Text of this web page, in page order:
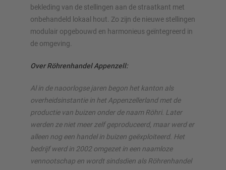
bekleding van de stellingen aan de straatkant met
onbehandeld lokaal hout. Zo zijn de nieuwe stellingen
modulair opgebouwd en harmonieus geïntegreerd in
de omgeving.
Over Röhrenhandel Appenzell:
Al in de naoorlogse jaren begon het kanton als
overheidsinstantie in het Appenzellerland met de
productie van buizen onder de naam Röhri. Later
werden ze niet meer zelf geproduceerd, maar werd er
alleen nog een handel in buizen geëxploiteerd. Het
bedrijf werd in 2002 omgezet in een naamloze
vennootschap en wordt sindsdien als Röhrenhandel